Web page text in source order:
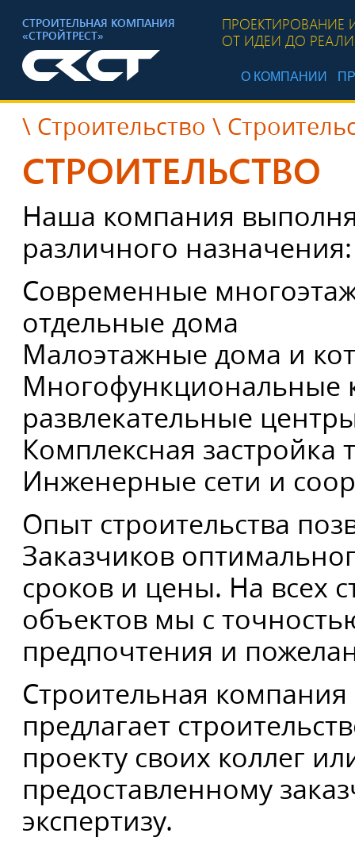
СТРОИТЕЛЬНАЯ КОМПАНИЯ
«СТРОЙТРЕСТ»
ПРОЕКТИРОВАНИЕ
ОТ ИДЕИ ДО
О КОМПАНИИ
\ Строительство \
СТРОИТЕЛЬСТВО
Наша компания
различного назначения:
Современные
отдельные дома
Малоэтажные дома и
Многофункциональные
развлекательные
Комплексная застройка
Инженерные сети и
Опыт строительства
Заказчиков
сроков и цены. На всех
объектов мы с
предпочтения и
Строительная
предлагает
проекту своих коллег
предоставленному
экспертизу.